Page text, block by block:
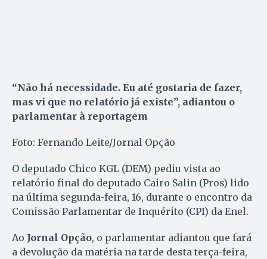
“Não há necessidade. Eu até gostaria de fazer,
mas vi que no relatório já existe”, adiantou o
parlamentar à reportagem
Foto: Fernando Leite/Jornal Opção
O deputado Chico KGL (DEM) pediu vista ao
relatório final do deputado Cairo Salin (Pros) lido
na última segunda-feira, 16, durante o encontro da
Comissão Parlamentar de Inquérito (CPI) da Enel.
Ao Jornal Opção, o parlamentar adiantou que fará
a devolução da matéria na tarde desta terça-feira,